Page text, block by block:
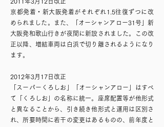
京都発着・新大阪発着がそれぞれ1.5往復ずつに改
められました。また、「オーシャンアロー31号」新
大阪発和歌山行きが夜間に新設されました。
この改
正以降、増結車両は白浜で切り離されるようになり
ます。
2012年3月17日改正
「スーパーくろしお」「オーシャンアロー」はすべ
て「くろしお」の名称に統一。座席配置等が他形式
と異なることから、引き続き他形式と運用は区別さ
れ、所要時間に若干の変更はあるものの、前年度と